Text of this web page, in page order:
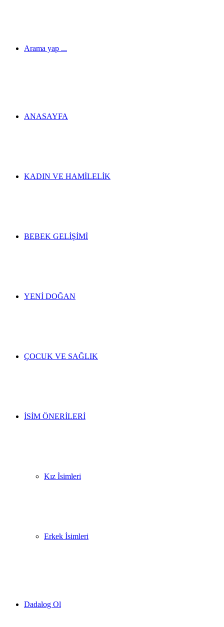
Arama yap ...
ANASAYFA
KADIN VE HAMILELIK
BEBEK GELIŞIMI
YENI DOĞAN
ÇOCUK VE SAĞLIK
İSIM ÖNERILERI
Kız İsimleri
Erkek İsimleri
Dadalog Ol